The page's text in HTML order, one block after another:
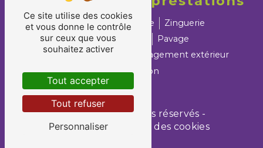
Maçonnerie Crépissage
Zinguerie
Dallage
Terrassement
Pavage
Assainissement
Aménagement extérieur
Entreprise BTP
Isolation
©Vistalid- 2026 - Tous droits réservés -
Mentions légales- Gestion des cookies
Ce site utilise des cookies
et vous donne le contrôle
sur ceux que vous
souhaitez activer
Tout accepter
Tout refuser
Personnaliser